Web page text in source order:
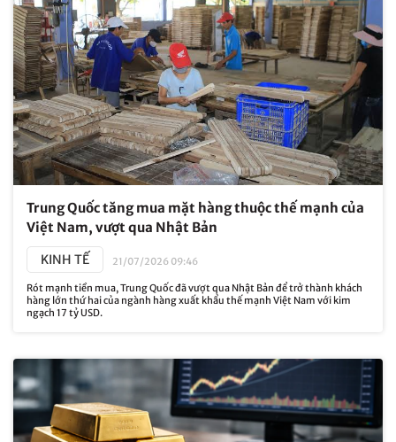
Trung Quốc tăng mua mặt hàng thuộc thế mạnh của
Việt Nam, vượt qua Nhật Bản
KINH TẾ 21/07/2026 09:46
Rót mạnh tiền mua, Trung Quốc đã vượt qua Nhật Bản để trở thành khách
hàng lớn thứ hai của ngành hàng xuất khẩu thế mạnh Việt Nam với kim
ngạch 17 tỷ USD.